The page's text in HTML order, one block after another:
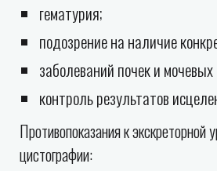
гематурия;
подозрение на наличие
заболеваний почек и мочевых
контроль результатов
Противопоказания к экскреторной
цистографии: